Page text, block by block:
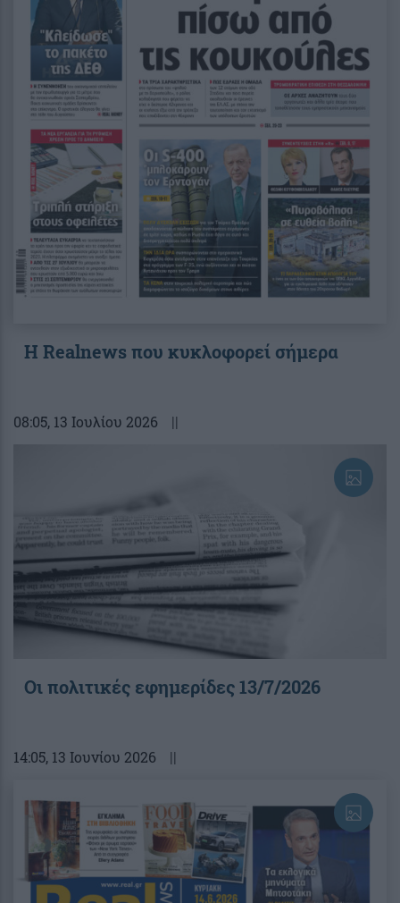
Η Realnews που κυκλοφορεί σήμερα
08:05, 13 Ιουλίου 2026 ||
Οι πολιτικές εφημερίδες 13/7/2026
14:05, 13 Ιουνίου 2026 ||